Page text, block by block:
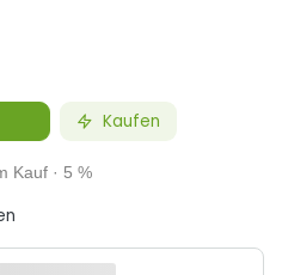
Kaufen
Kauf · 5 %